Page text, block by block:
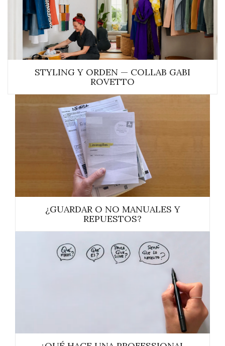
STYLING Y ORDEN — COLLAB GABI
ROVETTO
¿GUARDAR O NO MANUALES Y
REPUESTOS?